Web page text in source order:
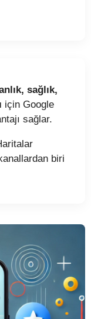
sağlık,
için Google
sağlar.
biri